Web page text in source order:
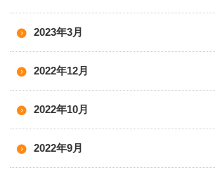
2023年3月
2022年12月
2022年10月
2022年9月